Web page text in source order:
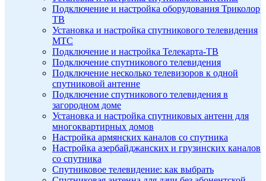
Подключение и настройка оборудования Триколор
ТВ
Установка и настройка спутникового телевидения
МТС
Подключение и настройка Телекарта-ТВ
Подключение спутникового телевидения
Подключение несколько телевизоров к одной
спутниковой антенне
Подключение спутникового телевидения в
загородном доме
Установка и настройка спутниковых антенн для
многоквартирных домов
Настройка армянских каналов со спутника
Настройка азербайджанских и грузинских каналов
со спутника
Спутниковое телевидение: как выбрать